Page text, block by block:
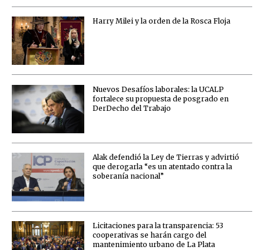
Harry Milei y la orden de la Rosca Floja
Nuevos Desafíos laborales: la UCALP
fortalece su propuesta de posgrado en
DerDecho del Trabajo
Alak defendió la Ley de Tierras y advirtió
que derogarla “es un atentado contra la
soberanía nacional”
Licitaciones para la transparencia: 53
cooperativas se harán cargo del
mantenimiento urbano de La Plata